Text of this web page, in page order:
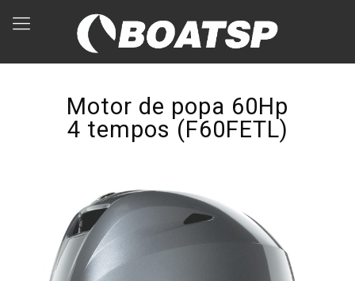
Motor de popa 60Hp
4 tempos (F60FETL)